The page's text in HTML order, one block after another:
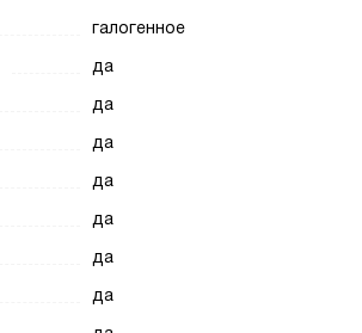
галогенное
да
да
да
да
да
да
да